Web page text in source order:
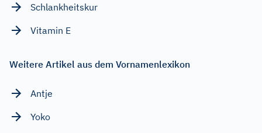
Schlankheitskur
Vitamin E
Weitere Artikel aus dem Vornamenlexikon
Antje
Yoko